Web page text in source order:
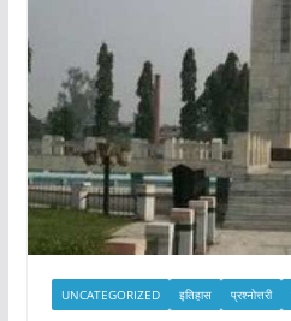
UNCATEGORIZED इतिहास प्रश्नोत्तरी